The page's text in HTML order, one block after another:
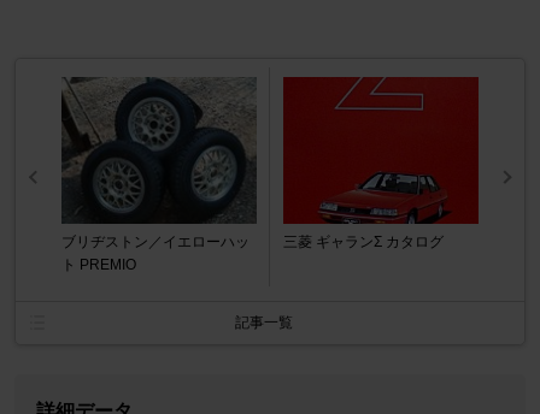
ブリヂストン／イエローハッ
ト PREMIO
三菱 ギャランΣ カタログ
記事一覧